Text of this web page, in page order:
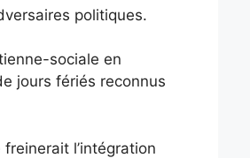
politiques.
sociale en
jours fériés reconnus
l’intégration